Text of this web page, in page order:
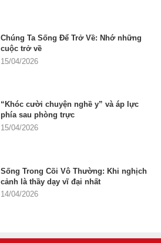
Chúng Ta Sống Để Trở Về: Nhớ những
cuộc trở về
15/04/2026
“Khóc cười chuyện nghề y” và áp lực
phía sau phòng trực
15/04/2026
Sống Trong Cõi Vô Thường: Khi nghịch
cảnh là thầy dạy vĩ đại nhất
14/04/2026